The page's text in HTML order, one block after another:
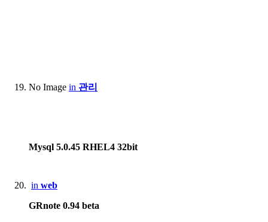
No Image in 관리
Mysql 5.0.45 RHEL4 32bit
in web
GRnote 0.94 beta